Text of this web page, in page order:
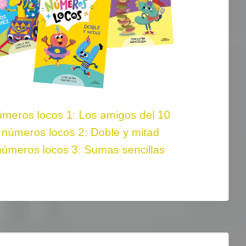
locos 1: Los amigos del 10
locos 2: Doble y mitad
locos 3: Sumas sencillas